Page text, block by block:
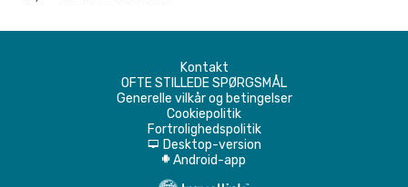
Kontakt
OFTE STILLEDE SPØRGSMÅL
Generelle vilkår og betingelser
Cookiepolitik
Fortrolighedspolitik
d Desktop-version
A Android-app